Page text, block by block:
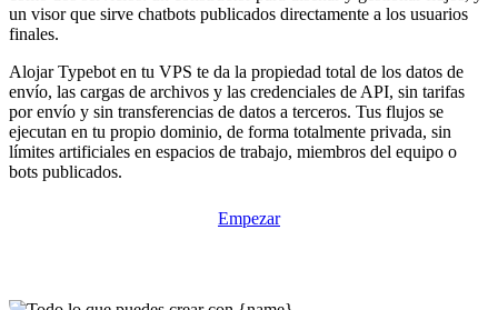
un visor que sirve chatbots publicados directamente a los usuarios
finales.
Alojar Typebot en tu VPS te da la propiedad total de los datos de
envío, las cargas de archivos y las credenciales de API, sin tarifas
por envío y sin transferencias de datos a terceros. Tus flujos se
ejecutan en tu propio dominio, de forma totalmente privada, sin
límites artificiales en espacios de trabajo, miembros del equipo o
bots publicados.
Empezar